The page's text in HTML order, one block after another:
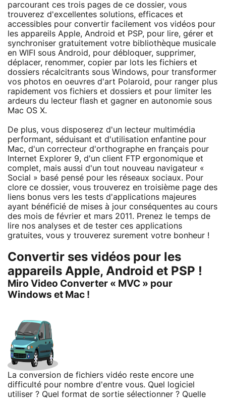
parcourant ces trois pages de ce dossier, vous
trouverez d'excellentes solutions, efficaces et
accessibles pour convertir facilement vos vidéos pour
les appareils Apple, Android et PSP, pour lire, gérer et
synchroniser gratuitement votre bibliothèque musicale
en WIFI sous Android, pour débloquer, supprimer,
déplacer, renommer, copier par lots les fichiers et
dossiers récalcitrants sous Windows, pour transformer
vos photos en oeuvres d'art Polaroid, pour ranger plus
rapidement vos fichiers et dossiers et pour limiter les
ardeurs du lecteur flash et gagner en autonomie sous
Mac OS X.
De plus, vous disposerez d'un lecteur multimédia
performant, séduisant et d'utilisation enfantine pour
Mac, d'un correcteur d'orthographe en français pour
Internet Explorer 9, d'un client FTP ergonomique et
complet, mais aussi d'un tout nouveau navigateur «
Social » basé pensé pour les réseaux sociaux. Pour
clore ce dossier, vous trouverez en troisième page des
liens bonus vers les tests d'applications majeures
ayant bénéficié de mises à jour conséquentes au cours
des mois de février et mars 2011. Prenez le temps de
lire nos analyses et de tester ces applications
gratuites, vous y trouverez surement votre bonheur !
Convertir ses vidéos pour les
appareils Apple, Android et PSP !
Miro Video Converter « MVC » pour
Windows et Mac !
La conversion de fichiers vidéo reste encore une
difficulté pour nombre d'entre vous. Quel logiciel
utiliser ? Quel format de sortie sélectionner ? Quelle